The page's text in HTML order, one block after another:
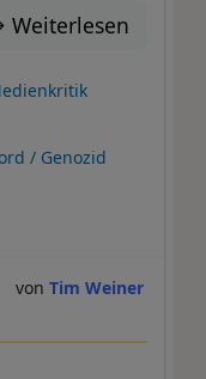
Weiterlesen
/ Genozid
Tim Weiner